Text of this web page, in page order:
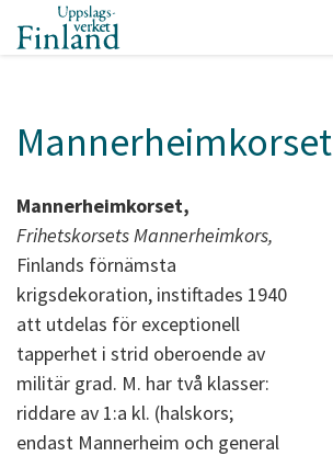
Mannerheimkorset
Mannerheimkorset,
Frihetskorsets Mannerheimkors,
Finlands förnämsta
krigsdekoration, instiftades 1940
att utdelas för exceptionell
tapperhet i strid oberoende av
militär grad. M. har två klasser:
riddare av 1:a kl. (halskors;
endast Mannerheim och general